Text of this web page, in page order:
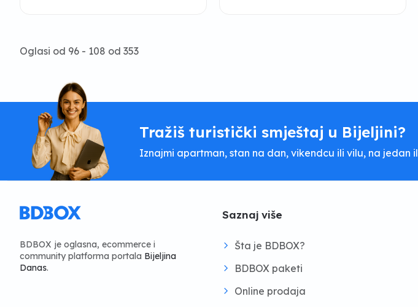
Oglasi od 96 - 108 od 353
Tražiš turistički smještaj u Bijeljini?
Iznajmi apartman, stan na dan, vikendcu ili vilu, na jedan
BDBOX je oglasna, ecommerce i
community platforma portala Bijeljina
Danas.
Saznaj više
Šta je BDBOX?
BDBOX paketi
Online prodaja